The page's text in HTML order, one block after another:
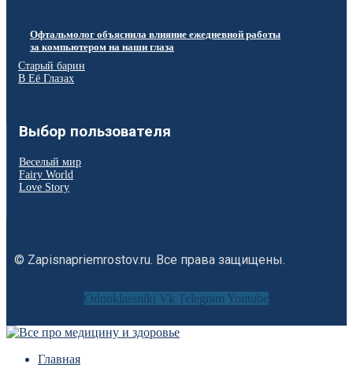
Офтальмолог объяснила влияние ежедневной работы
за компьютером на наши глаза
Старый барин
В Её Глазах
Выбор пользователя
Веселый мир
Fairy World
Love Story
© Zapisnapriemrostov.ru. Все права защищены.
Odnoklassniki Vk Telegram Youtube
Главная